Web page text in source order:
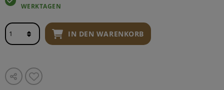
WERKTAGEN
IN DEN WARENKORB